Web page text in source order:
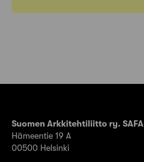
Suomen Arkkitehtiliitto ry. SAFA
Hämeentie 19 A
00500 Helsinki